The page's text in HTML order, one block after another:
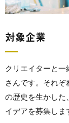
対象企業
クリエイターと
さんです。それ
の歴史を生かした
イデアを募集しま